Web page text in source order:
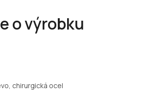
o výrobku
chirurgická ocel